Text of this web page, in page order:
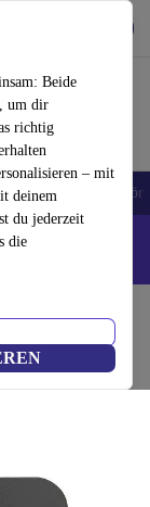
Beide
um dir
richtig
– mit
deinem
du jederzeit
die
Zubehör
- Code: